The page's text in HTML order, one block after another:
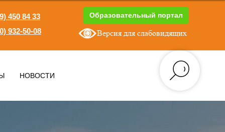
Образовательный портал
932-50-08
450 84 33
Версия для слабовидящих
НОВОСТИ